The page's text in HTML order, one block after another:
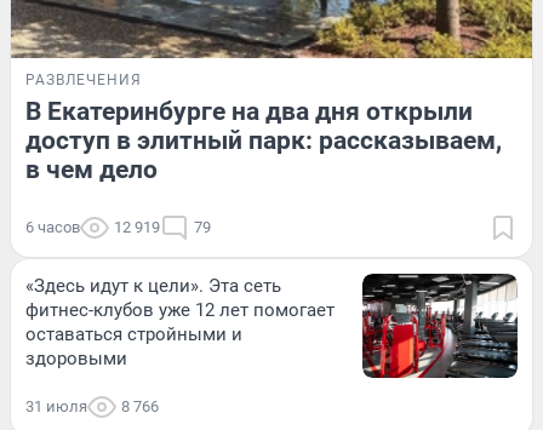
РАЗВЛЕЧЕНИЯ
В Екатеринбурге на два дня открыли
доступ в элитный парк: рассказываем,
в чем дело
6 часов 12 919 79
«Здесь идут к цели». Эта сеть
фитнес-клубов уже 12 лет помогает
оставаться стройными и
здоровыми
31 июля 8 766
ЖИВОТНЫЕ